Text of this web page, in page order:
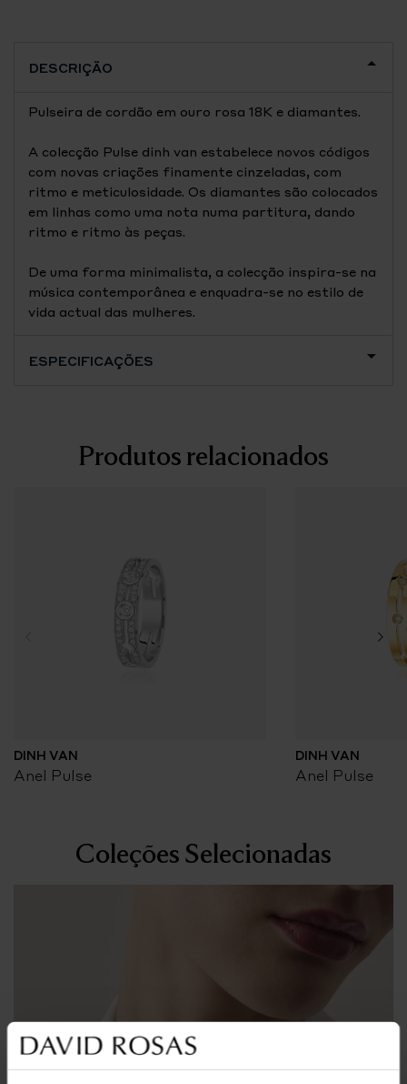
DESCRIÇÃO
Pulseira de cordão em ouro rosa 18K e diamantes.
A colecção Pulse dinh van estabelece novos códigos
com novas criações finamente cinzeladas, com
ritmo e meticulosidade. Os diamantes são colocados
em linhas como uma nota numa partitura, dando
ritmo e ritmo às peças.
De uma forma minimalista, a colecção inspira-se na
música contemporânea e enquadra-se no estilo de
vida actual das mulheres.
ESPECIFICAÇÕES
Produtos relacionados
DINH VAN
Anel Pulse
DINH VAN
Anel Pulse
Coleções Selecionadas